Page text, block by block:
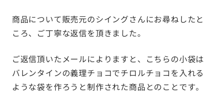
商品について販売元のシイングさんにお尋ねしたと
ころ、ご丁寧な返信を頂きました。
ご返信頂いたメールによりますと、こちらの小袋は
バレンタインの義理チョコでチロルチョコを入れる
ような袋を作ろうと制作された商品とのことです。